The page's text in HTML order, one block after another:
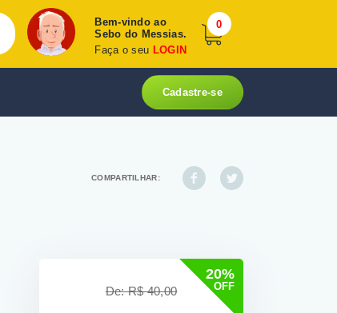
Bem-vindo ao
Sebo do Messias.
Faça o seu LOGIN
0
Cadastre-se
COMPARTILHAR:
20%
OFF
De: R$ 40,00